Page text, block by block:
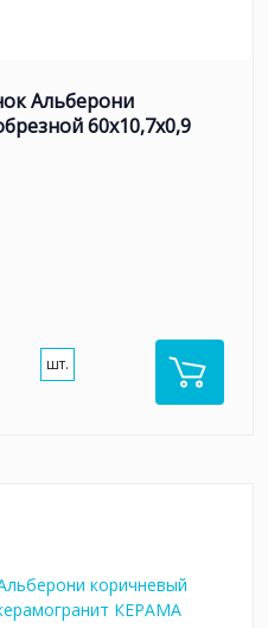
Альберони
60x10,7x0,9
шт.